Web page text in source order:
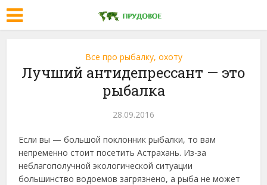
Все про рыбалку, охоту
Лучший антидепрессант — это
рыбалка
28.09.2016
Если вы — большой поклонник рыбалки, то вам
непременно стоит посетить Астрахань. Из-за
неблагополучной экологической ситуации
большинство водоемов загрязнено, а рыба не может